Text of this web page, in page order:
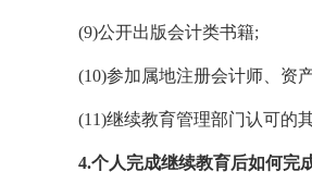
(9)公开出版会计类书籍;
(10)参加属地注册会计师、资
(11)继续教育管理部门认可的
4.个人完成继续教育后如何完